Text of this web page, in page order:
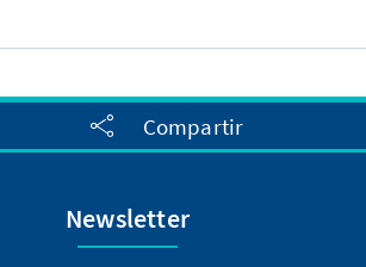
Compartir
Newsletter